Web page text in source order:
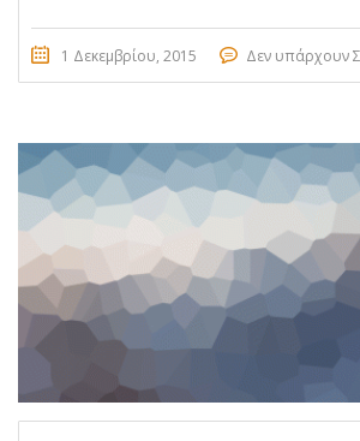
1 Δεκεμβρίου, 2015 Δεν υπάρχουν
STICKY POST